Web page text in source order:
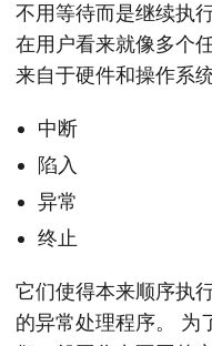
不用等待而是继续执
在用户看来就像多个
来自于硬件和操作系
中断
陷入
异常
终止
它们使得本来顺序执
的异常处理程序。 为